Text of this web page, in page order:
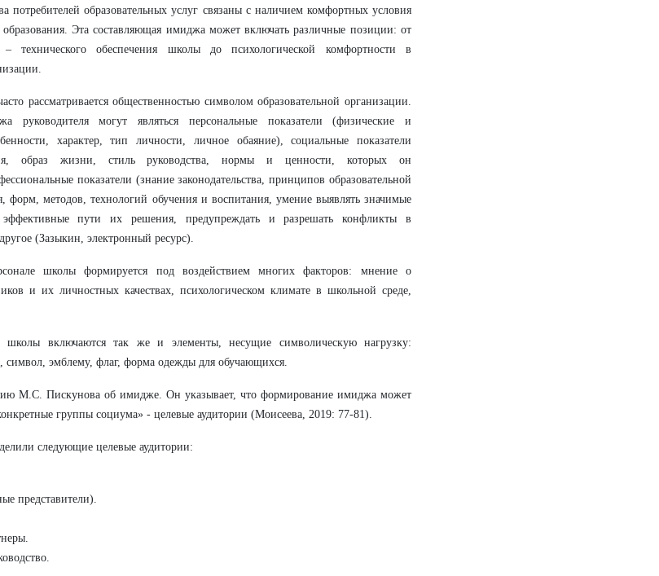
потребителей образовательных услуг связаны с наличием комфортных условия
Эта составляющая имиджа может включать различные позиции: от
– технического обеспечения школы до психологической комфортности в
рассматривается общественностью символом образовательной организации.
руководителя могут являться персональные показатели (физические и
характер, тип личности, личное обаяние), социальные показатели
образ жизни, стиль руководства, нормы и ценности, которых он
показатели (знание законодательства, принципов образовательной
форм, методов, технологий обучения и воспитания, умение выявлять значимые
эффективные пути их решения, предупреждать и разрешать конфликты в
(Зазыкин, электронный ресурс).
школы формируется под воздействием многих факторов: мнение о
и их личностных качествах, психологическом климате в школьной среде,
включаются так же и элементы, несущие символическую нагрузку:
символ, эмблему, флаг, форма одежды для обучающихся.
М.С. Пискунова об имидже. Он указывает, что формирование имиджа может
группы социума» - целевые аудитории (Моисеева, 2019: 77-81).
следующие целевые аудитории:
представители).